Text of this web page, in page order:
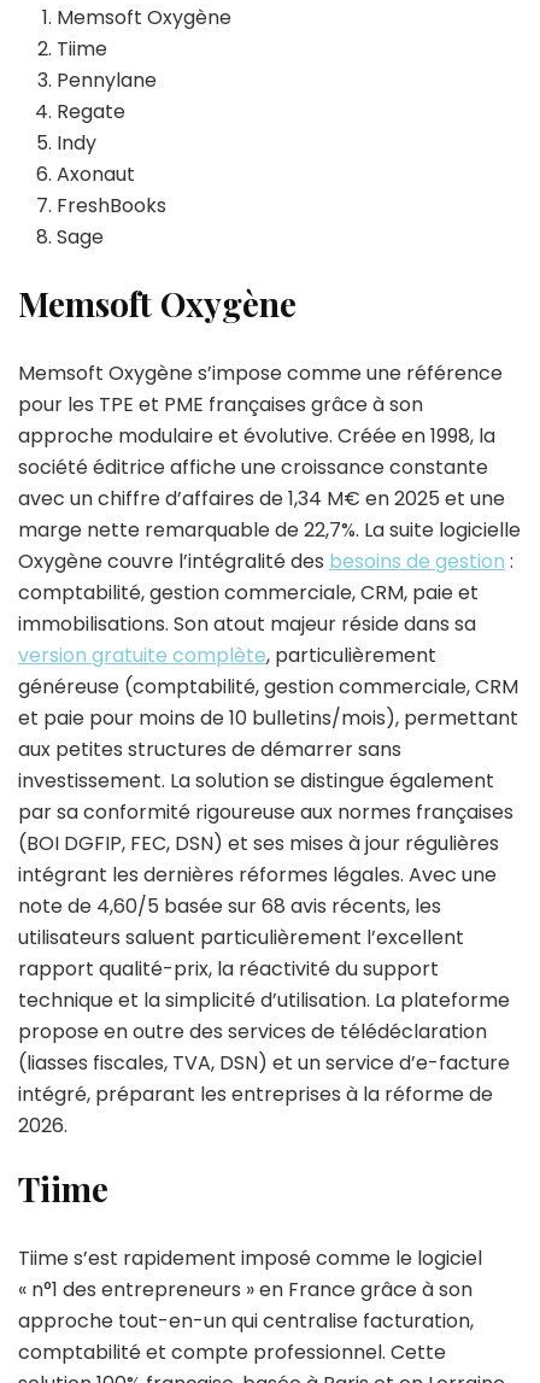
Memsoft Oxygène
Tiime
Pennylane
Regate
Indy
Axonaut
FreshBooks
Sage
Memsoft Oxygène
Memsoft Oxygène s’impose comme une référence
pour les TPE et PME françaises grâce à son
approche modulaire et évolutive. Créée en 1998, la
société éditrice affiche une croissance constante
avec un chiffre d’affaires de 1,34 M€ en 2025 et une
marge nette remarquable de 22,7%. La suite logicielle
Oxygène couvre l’intégralité des besoins de gestion :
comptabilité, gestion commerciale, CRM, paie et
immobilisations. Son atout majeur réside dans sa
version gratuite complète, particulièrement
généreuse (comptabilité, gestion commerciale, CRM
et paie pour moins de 10 bulletins/mois), permettant
aux petites structures de démarrer sans
investissement. La solution se distingue également
par sa conformité rigoureuse aux normes françaises
(BOI DGFIP, FEC, DSN) et ses mises à jour régulières
intégrant les dernières réformes légales. Avec une
note de 4,60/5 basée sur 68 avis récents, les
utilisateurs saluent particulièrement l’excellent
rapport qualité-prix, la réactivité du support
technique et la simplicité d’utilisation. La plateforme
propose en outre des services de télédéclaration
(liasses fiscales, TVA, DSN) et un service d’e-facture
intégré, préparant les entreprises à la réforme de
2026.
Tiime
Tiime s’est rapidement imposé comme le logiciel
« n°1 des entrepreneurs » en France grâce à son
approche tout-en-un qui centralise facturation,
comptabilité et compte professionnel. Cette